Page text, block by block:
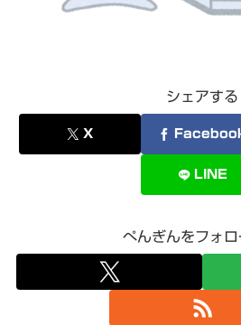
シェアする
X
LINE
ぺんぎんをフォロ